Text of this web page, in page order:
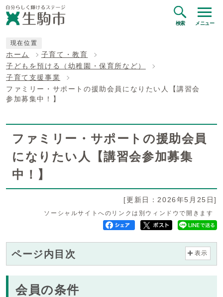
検索 メニュー
現在位置
ホーム
子育て・教育
子どもを預ける（幼稚園・保育所など）
子育て支援事業
ファミリー・サポートの援助会員になりたい人【講習会
参加募集中！】
ファミリー・サポートの援助会員
になりたい人【講習会参加募集
中！】
[更新日：2026年5月25日]
ソーシャルサイトへのリンクは別ウィンドウで開きます
ページ内目次 表示
会員の条件